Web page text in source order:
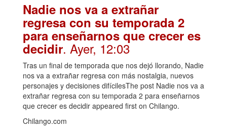
Nadie nos va a extrañar
regresa con su temporada 2
para enseñarnos que crecer es
decidir. Ayer, 12:03
Tras un final de temporada que nos dejó llorando, Nadie
nos va a extrañar regresa con más nostalgia, nuevos
personajes y decisiones difícilesThe post Nadie nos va a
extrañar regresa con su temporada 2 para enseñarnos
que crecer es decidir appeared first on Chilango.
Chilango.com